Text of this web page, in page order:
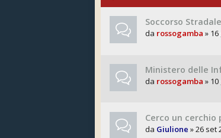
Soccorso Stradale
da rossogamba » 16
Ministero delle
da rossogamba » 10
Cerco un cerchio
da Giulione » 26 set